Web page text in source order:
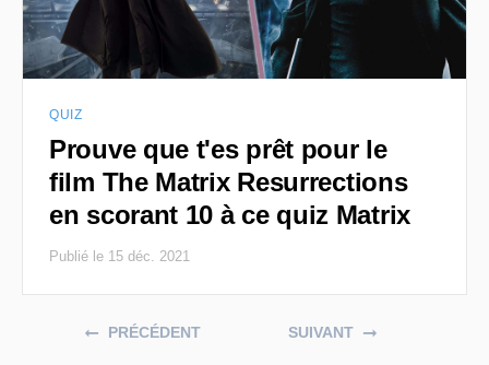
QUIZ
Prouve que t'es prêt pour le
film The Matrix Resurrections
en scorant 10 à ce quiz Matrix
Publié le 15 déc. 2021
Posts navigation
PRÉCÉDENT SUIVANT